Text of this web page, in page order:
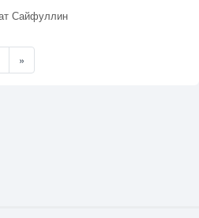
Сайфуллин
»